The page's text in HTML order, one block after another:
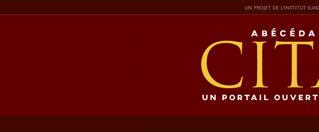
UN PROJET DE L'INSTITUT